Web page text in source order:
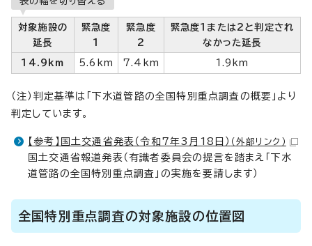
対象施設の
延長
緊急度
1
緊急度
2
緊急度1または2と判定され
なかった延長
14.9km 5.6km 7.4km 1.9km
（注）判定基準は「下水道管路の全国特別重点調査の概要」より
判定しています。
【参考】国土交通省発表（令和7年3月18日） （外部リンク）
国土交通省報道発表（有識者委員会の提言を踏まえ「下水
道管路の全国特別重点調査」の実施を要請します）
全国特別重点調査の対象施設の位置図